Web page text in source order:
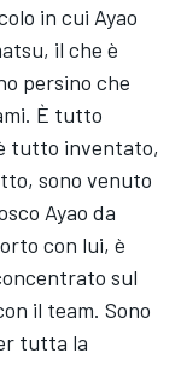
in cui Ayao
il che è
persino che
È tutto
tutto inventato,
sono venuto
Ayao da
con lui, è
sul
il team. Sono
tutta la